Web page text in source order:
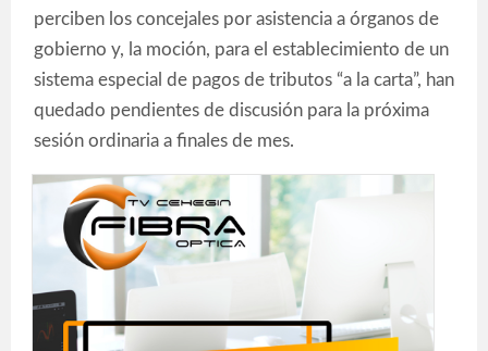
perciben los concejales por asistencia a órganos de
gobierno y, la moción, para el establecimiento de un
sistema especial de pagos de tributos “a la carta”, han
quedado pendientes de discusión para la próxima
sesión ordinaria a finales de mes.